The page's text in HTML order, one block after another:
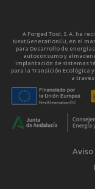
A Forged Tool, S.A. ha
NextGenerationEU, en el
para Desarrollo de
autoconsumo y
implantación de sistemas
para la Transición Ecológica
a